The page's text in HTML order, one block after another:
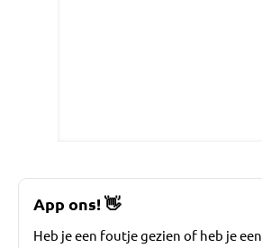
App ons!👋
Heb je een foutje gezien of heb je een